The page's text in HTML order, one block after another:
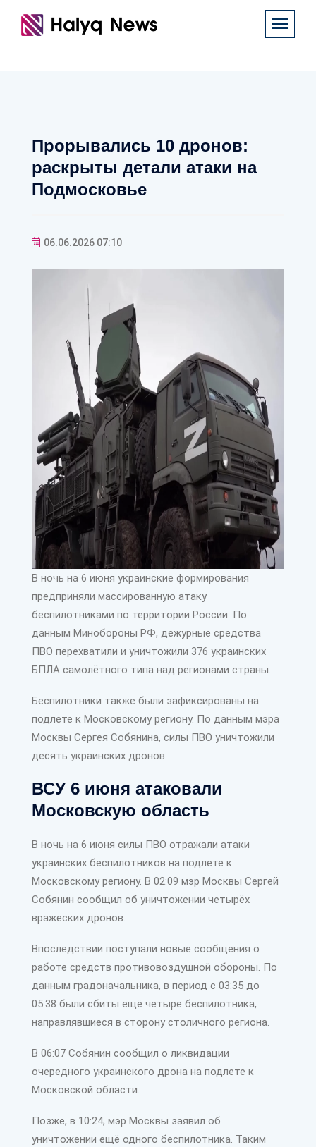
Прорывались 10 дронов:
раскрыты детали атаки на
Подмосковье
06.06.2026 07:10
В ночь на 6 июня украинские формирования
предприняли массированную атаку
беспилотниками по территории России. По
данным Минобороны РФ, дежурные средства
ПВО перехватили и уничтожили 376 украинских
БПЛА самолётного типа над регионами страны.
Беспилотники также были зафиксированы на
подлете к Московскому региону. По данным мэра
Москвы Сергея Собянина, силы ПВО уничтожили
десять украинских дронов.
ВСУ 6 июня атаковали
Московскую область
В ночь на 6 июня силы ПВО отражали атаки
украинских беспилотников на подлете к
Московскому региону. В 02:09 мэр Москвы Сергей
Собянин сообщил об уничтожении четырёх
вражеских дронов.
Впоследствии поступали новые сообщения о
работе средств противовоздушной обороны. По
данным градоначальника, в период с 03:35 до
05:38 были сбиты ещё четыре беспилотника,
направлявшиеся в сторону столичного региона.
В 06:07 Собянин сообщил о ликвидации
очередного украинского дрона на подлете к
Московской области.
Позже, в 10:24, мэр Москвы заявил об
уничтожении ещё одного беспилотника. Таким